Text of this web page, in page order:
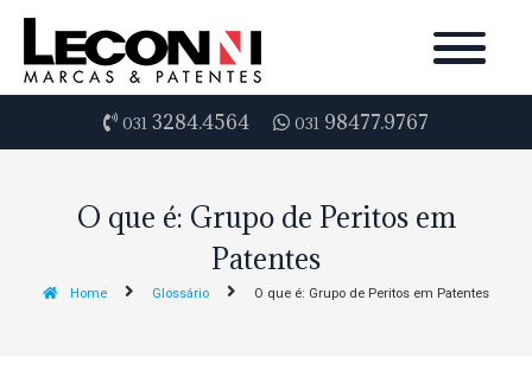
031 3284.4564 031 98477.9767
O que é: Grupo de Peritos em
Patentes
Home Glossário O que é: Grupo de Peritos em Patentes